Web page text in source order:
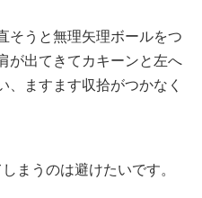
うと無理矢理ボールをつ
が出てきてカキーンと左へ
、ますます収拾がつかなく
まうのは避けたいです。